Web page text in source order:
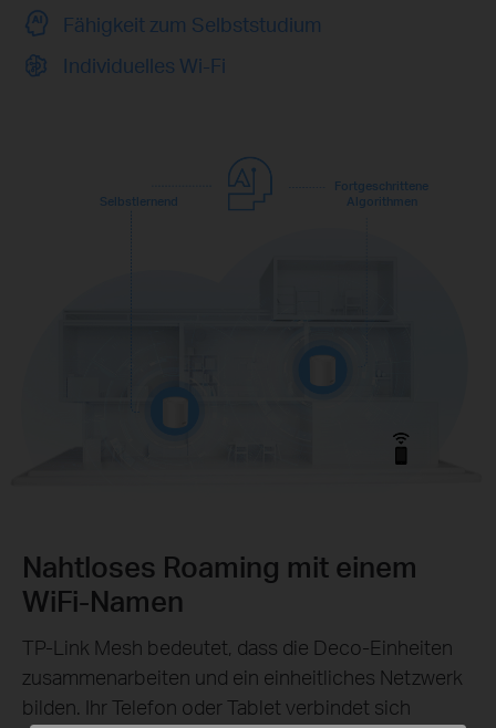
Fähigkeit zum Selbststudium
Individuelles Wi-Fi
Selbstlernend
Fortgeschrittene
Algorithmen
Nahtloses Roaming mit einem
WiFi-Namen
TP-Link Mesh bedeutet, dass die Deco-Einheiten
zusammenarbeiten und ein einheitliches Netzwerk
bilden. Ihr Telefon oder Tablet verbindet sich